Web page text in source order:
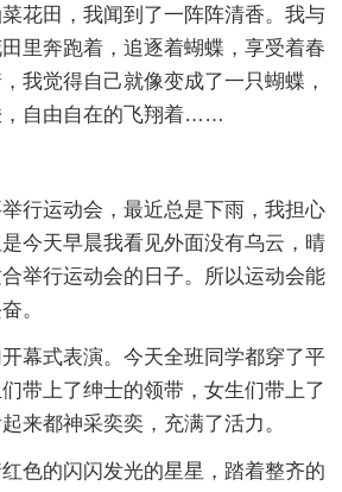
花田，我闻到了一阵阵清香。我与
里奔跑着，追逐着蝴蝶，享受着春
我觉得自己就像变成了一只蝴蝶，
，自由自在的飞翔着……
行运动会，最近总是下雨，我担心
今天早晨我看见外面没有乌云，晴
举行运动会的日子。所以运动会能
。
幕式表演。今天全班同学都穿了平
带上了绅士的领带，女生们带上了
来都神采奕奕，充满了活力。
色的闪闪发光的星星，踏着整齐的